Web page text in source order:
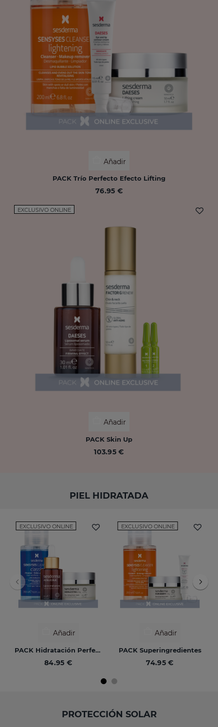
Añadir
PACK Trío Perfecto Efecto Lifting
76.95 €
EXCLUSIVO ONLINE
Añadir
PACK Skin Up
103.95 €
PIEL HIDRATADA
EXCLUSIVO ONLINE
Añadir
PACK Hidratación Perfecta
84.95 €
EXCLUSIVO ONLINE
Añadir
PACK Superingredientes
74.95 €
PROTECCIÓN SOLAR